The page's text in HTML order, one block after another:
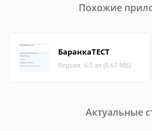
Похожие
БаранкаТЕСТ
Версия: 6.0 ал (6.67 МБ)
Актуальные